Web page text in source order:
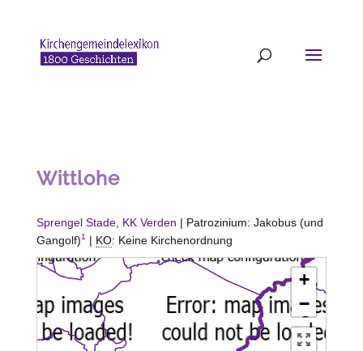
Wittlohe
Sprengel Stade, KK Verden | Patrozinium: Jakobus (und
Gangolf)1 | KO: Keine Kirchenordnung
+
−